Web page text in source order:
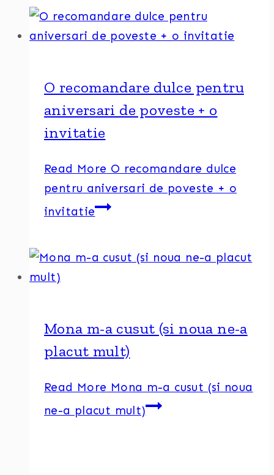
O recomandare dulce pentru
aniversari de poveste + o
invitatie
Read More O recomandare dulce
pentru aniversari de poveste + o
invitatie
Mona m-a cusut (si noua ne-a
placut mult)
Read More Mona m-a cusut (si noua
ne-a placut mult)